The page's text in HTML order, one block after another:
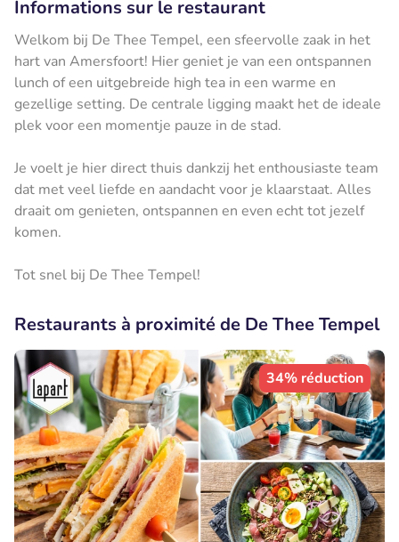
Informations sur le restaurant
Welkom bij De Thee Tempel, een sfeervolle zaak in het
hart van Amersfoort! Hier geniet je van een ontspannen
lunch of een uitgebreide high tea in een warme en
gezellige setting. De centrale ligging maakt het de ideale
plek voor een momentje pauze in de stad.
Je voelt je hier direct thuis dankzij het enthousiaste team
dat met veel liefde en aandacht voor je klaarstaat. Alles
draait om genieten, ontspannen en even echt tot jezelf
komen.
Tot snel bij De Thee Tempel!
Restaurants à proximité de De Thee Tempel
34% réduction